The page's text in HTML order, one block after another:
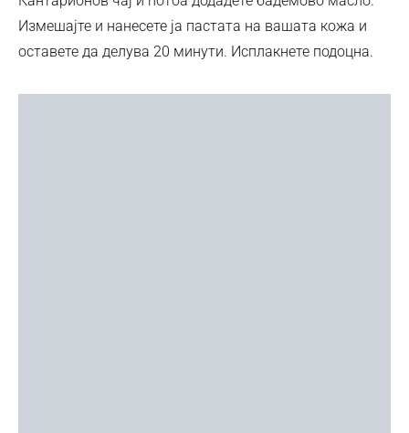
Измешајте и нанесете ја пастата на вашата кожа и
оставете да делува 20 минути. Исплакнете подоцна.